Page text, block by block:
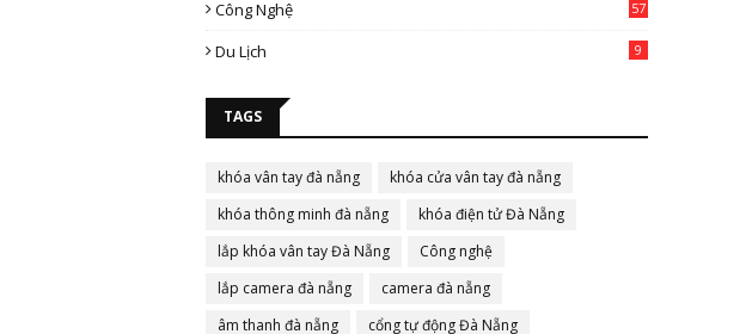
Công Nghệ 57
Du Lịch 9
TAGS
khóa vân tay đà nẵng
khóa cửa vân tay đà nẵng
khóa thông minh đà nẵng
khóa điện tử Đà Nẵng
lắp khóa vân tay Đà Nẵng
Công nghệ
lắp camera đà nẵng
camera đà nẵng
âm thanh đà nẵng
cổng tự động Đà Nẵng